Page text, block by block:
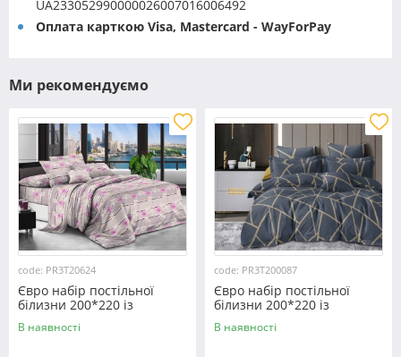
UA233052990000026007016006492
Оплата карткою Visa, Mastercard - WayForPay
Ми рекомендуємо
code: PR3T20624
Євро набір постільної
білизни 200*220 із
полікотону №20624
Черешенка™
В наявності
code: PR3T200087
Євро набір постільної
білизни 200*220 із
полікотону №200087
Черешенька™
В наявності